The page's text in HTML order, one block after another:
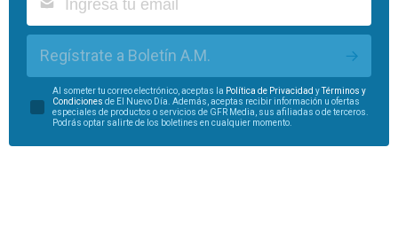
Regístrate a Boletín A.M.
Al someter tu correo electrónico, aceptas la Política de Privacidad yTérminos y
Condiciones de El Nuevo Día. Además, aceptas recibir información u ofertas
especiales de productos o servicios de GFR Media, sus afiliadas o de terceros.
Podrás optar salirte de los boletines en cualquier momento.